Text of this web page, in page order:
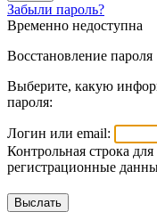
Забыли пароль?
Временно недоступна
Восстановление пароля
Выберите, какую
пароля:
Логин или email:
Контрольная строка
регистрационные